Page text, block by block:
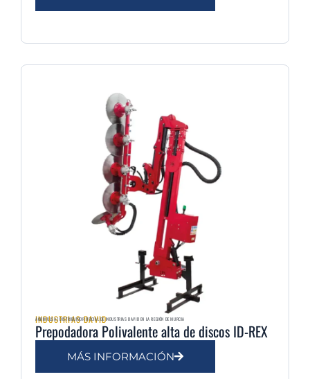
INDUSTRIAS DAVID
AGRIMULSA | DISTRIBUIDOR OFICIAL DE INDUSTRIAS DAVID EN LA REGIÓN DE MURCIA
Prepodadora Polivalente alta de discos ID-REX
MÁS INFORMACIÓN